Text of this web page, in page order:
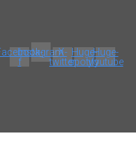
f
InstagramX-
twitter
Huge-
spotify
Huge-
youtube